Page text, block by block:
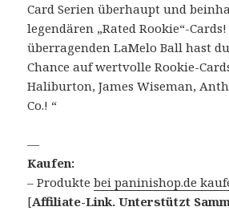
Card Serien überhaupt und
legendären „Rated Rookie“-
überragenden LaMelo Ball hast
Chance auf wertvolle Rookie-
Haliburton, James Wiseman,
Co.! “
—
Kaufen:
– Produktebei paninishop.de
[Affiliate-Link. Unterstützt